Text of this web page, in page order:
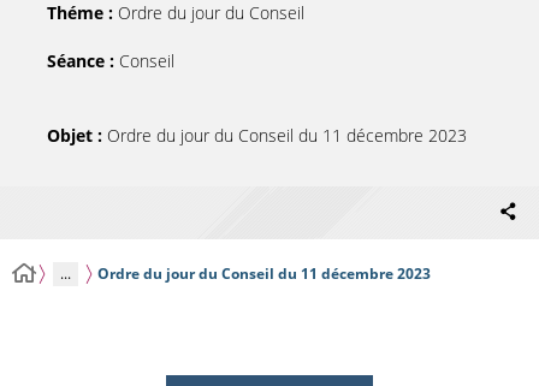
Théme : Ordre du jour du Conseil
Séance : Conseil
Objet : Ordre du jour du Conseil du 11 décembre 2023
... Ordre du jour du Conseil du 11 décembre 2023